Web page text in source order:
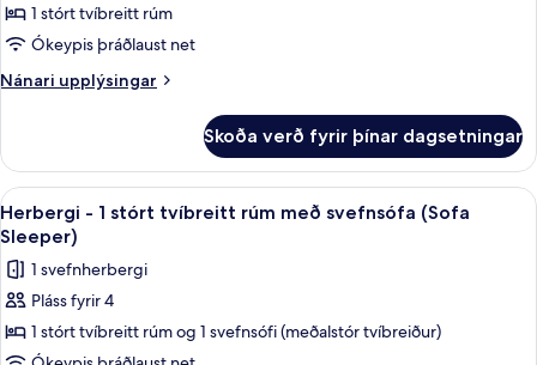
Herbergi
-
1
rúm
aðgengilegt
heyrnardaufum
(Hearing
Accessible)
1 stórt tvíbreitt rúm
Ókeypis þráðlaust net
Nánari upplýsingar
Nánari
-
stórt
tvíbreitt
aðgengilegt
heyrnardaufum
(Hearing
Accessible)
Skoða verð fyrir þínar dagsetningar
Skoða
allar
myndir
fyrir
Herbergi
-
Rúmföt af bestu gerð, öryggishólf í
4
Herbergi - 1 stórt tvíbreitt rúm með svefnsófa (Sofa
Sleeper)
1 svefnherbergi
Pláss fyrir 4
1 stórt tvíbreitt rúm og 1 svefnsófi (meðalstór tvíbreiður)